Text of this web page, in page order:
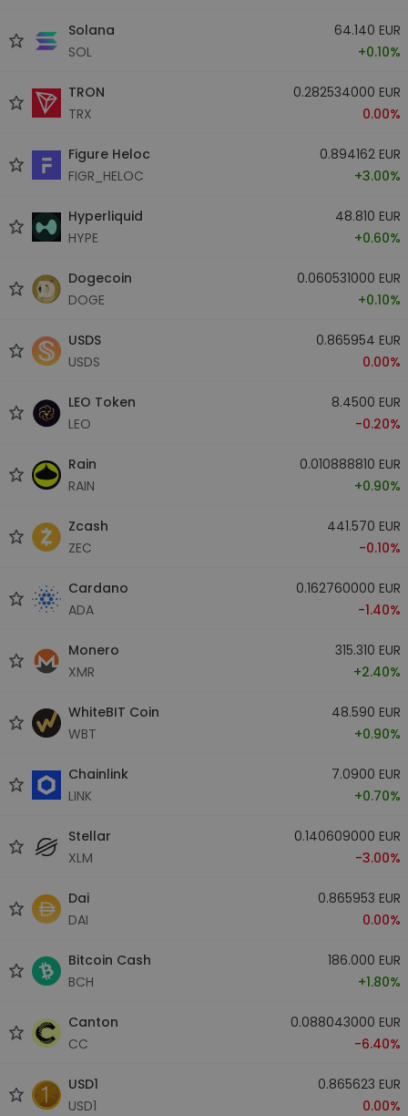
Solana
SOL
64.140 EUR
+0.10%
TRON
TRX
0.282534000 EUR
0.00%
Figure Heloc
FIGR_HELOC
0.894162 EUR
+3.00%
Hyperliquid
HYPE
48.810 EUR
+0.60%
Dogecoin
DOGE
0.060531000 EUR
+0.10%
USDS
USDS
0.865954 EUR
0.00%
LEO Token
LEO
8.4500 EUR
-0.20%
Rain
RAIN
0.010888810 EUR
+0.90%
Zcash
ZEC
441.570 EUR
-0.10%
Cardano
ADA
0.162760000 EUR
-1.40%
Monero
XMR
315.310 EUR
+2.40%
WhiteBIT Coin
WBT
48.590 EUR
+0.90%
Chainlink
LINK
7.0900 EUR
+0.70%
Stellar
XLM
0.140609000 EUR
-3.00%
Dai
DAI
0.865953 EUR
0.00%
Bitcoin Cash
BCH
186.000 EUR
+1.80%
Canton
CC
0.088043000 EUR
-6.40%
USD1
USD1
0.865623 EUR
0.00%